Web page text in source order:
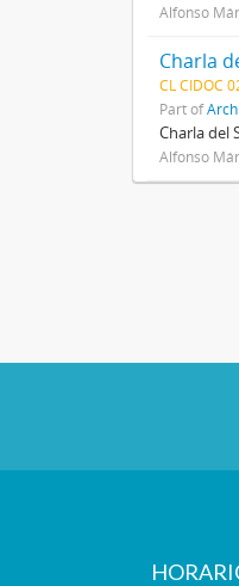
Alfonso
CL CIDOC
Part of
Charla del
Alfonso